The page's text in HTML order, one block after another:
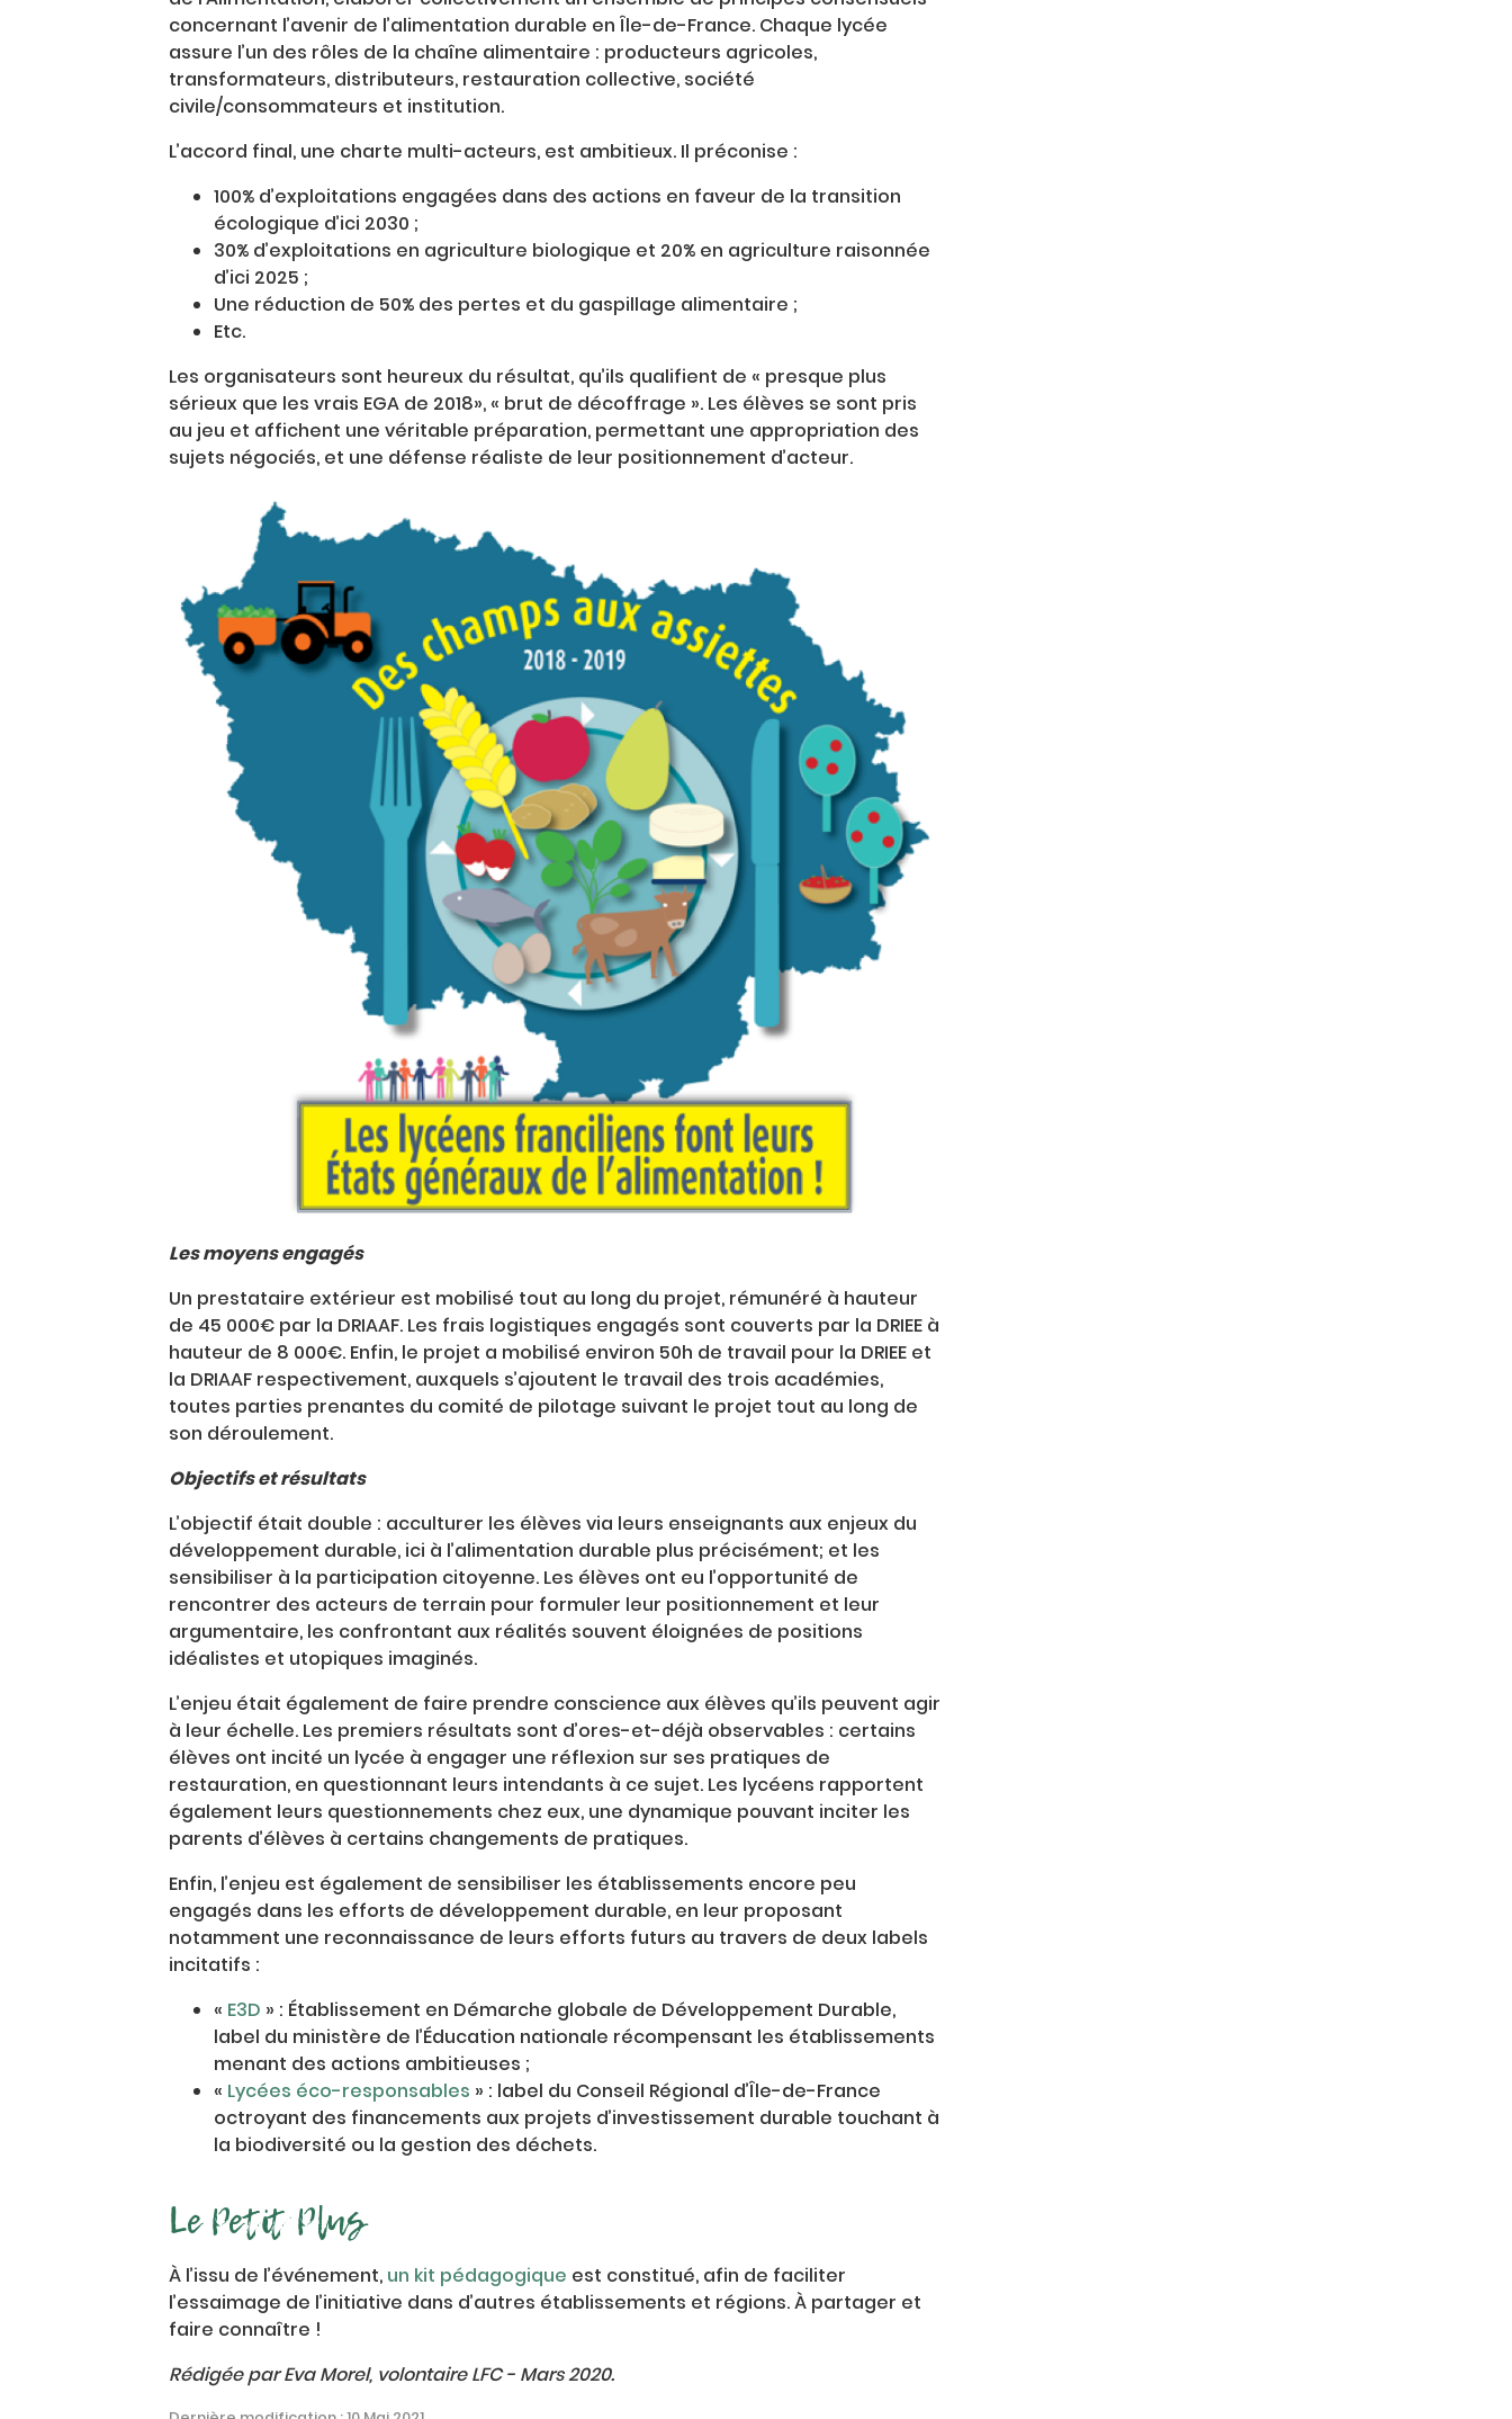
concernant l’avenir de l’alimentation durable en Île-de-France. Chaque lycée
assure l’un des rôles de la chaîne alimentaire : producteurs agricoles,
transformateurs, distributeurs, restauration collective, société
civile/consommateurs et institution.
L’accord final, une charte multi-acteurs, est ambitieux. Il préconise :
100% d’exploitations engagées dans des actions en faveur de la transition
écologique d’ici 2030 ;
30% d’exploitations en agriculture biologique et 20% en agriculture raisonnée
d’ici 2025 ;
Une réduction de 50% des pertes et du gaspillage alimentaire ;
Etc.
Les organisateurs sont heureux du résultat, qu’ils qualifient de « presque plus
sérieux que les vrais EGA de 2018», « brut de décoffrage ». Les élèves se sont pris
au jeu et affichent une véritable préparation, permettant une appropriation des
sujets négociés, et une défense réaliste de leur positionnement d’acteur.
Les moyens engagés
Un prestataire extérieur est mobilisé tout au long du projet, rémunéré à hauteur
de 45 000€ par la DRIAAF. Les frais logistiques engagés sont couverts par la DRIEE à
hauteur de 8 000€. Enfin, le projet a mobilisé environ 50h de travail pour la DRIEE et
la DRIAAF respectivement, auxquels s’ajoutent le travail des trois académies,
toutes parties prenantes du comité de pilotage suivant le projet tout au long de
son déroulement.
Objectifs et résultats
L’objectif était double : acculturer les élèves via leurs enseignants aux enjeux du
développement durable, ici à l’alimentation durable plus précisément; et les
sensibiliser à la participation citoyenne. Les élèves ont eu l’opportunité de
rencontrer des acteurs de terrain pour formuler leur positionnement et leur
argumentaire, les confrontant aux réalités souvent éloignées de positions
idéalistes et utopiques imaginés.
L’enjeu était également de faire prendre conscience aux élèves qu’ils peuvent agir
à leur échelle. Les premiers résultats sont d’ores-et-déjà observables : certains
élèves ont incité un lycée à engager une réflexion sur ses pratiques de
restauration, en questionnant leurs intendants à ce sujet. Les lycéens rapportent
également leurs questionnements chez eux, une dynamique pouvant inciter les
parents d’élèves à certains changements de pratiques.
Enfin, l’enjeu est également de sensibiliser les établissements encore peu
engagés dans les efforts de développement durable, en leur proposant
notamment une reconnaissance de leurs efforts futurs au travers de deux labels
incitatifs :
« E3D » : Établissement en Démarche globale de Développement Durable,
label du ministère de l’Éducation nationale récompensant les établissements
menant des actions ambitieuses ;
« Lycées éco-responsables » : label du Conseil Régional d’Île-de-France
octroyant des financements aux projets d’investissement durable touchant à
la biodiversité ou la gestion des déchets.
Le Petit Plus
À l’issu de l’événement, un kit pédagogique est constitué, afin de faciliter
l’essaimage de l’initiative dans d’autres établissements et régions. À partager et
faire connaître !
Rédigée par Eva Morel, volontaire LFC - Mars 2020.